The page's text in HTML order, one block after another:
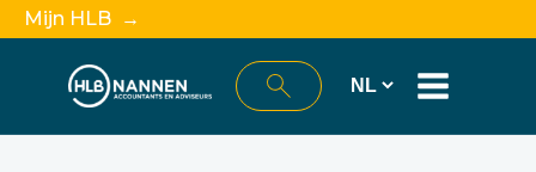
Mijn HLB →